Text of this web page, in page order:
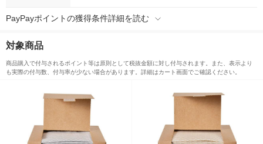
PayPayポイントの獲得条件詳細を読む
対象商品
商品購入で付与されるポイント等は原則として税抜金額に対し付与されます。また、表示より
も実際の付与数、付与率が少ない場合があります。詳細はカート画面でご確認ください。